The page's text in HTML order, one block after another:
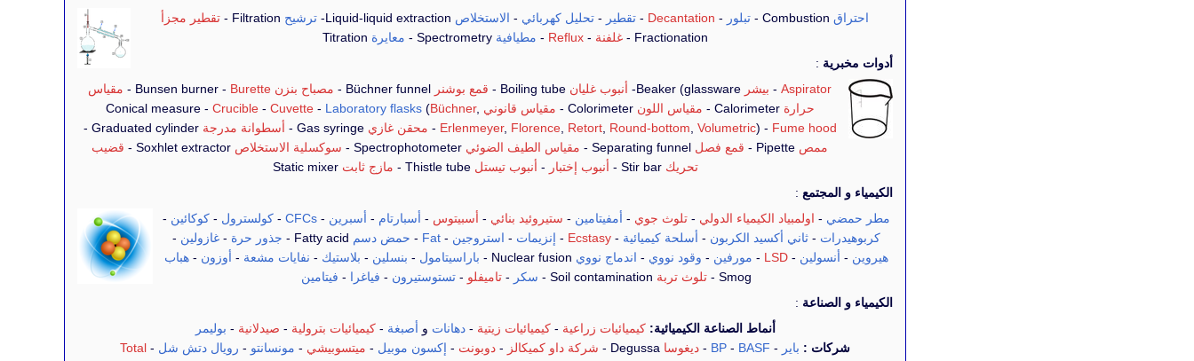
احتراق
تبلور -
Decantation
- تقطير - تحليل كهربائي - الاستخلاص ترشيح
تقطير مجزأ
Fractionation -
غلفنة -
Reflux
- مطيافية Spectrometry - معايرة
أدوات مخبرية :
Aspirator
- بيشر أنبوب غليان قمع بوشنر مصباح بنزن Burette
- مقياس
حرارة Calorimeter - مقياس اللون Colorimeter - مقياس قانوني Crucible- Cuvette- Laboratory flasks(Büchner,
Erlenmeyer, Florence, Retort, Round-bottom Volumetric) - Fume hood
- محقن غازي Gas syringe - أسطوانة مدرجة Graduated cylinder -
ممص
قمع فصل مقياس الطيف الضوئي سوكسلية الاستخلاص
قضيب
تحريك Stir bar - أنبوب إختبار - أنبوب تيستل Thistle tube - مازج ثابت Static mixer
الكيمياء و المجتمع :
مطر حمضي - اولمبياد الكيمياء الدولي -تلوث جوي - أمفيتامين - ستيروئيد بنائي - أسبيتوس - أسبارتام - أسبرين -
CFCs
-كولسترول -كوكائين -
كربوهيدرات -ثاني أكسيد الكربون - أسلحة كيميائية -
Ecstasy
- إنزيمات - استروجين -
Fat
- حمض دسم جذور حرة -غازولين -
هيروين - أنسولين -
LSD
- مورفين - وقود نووي - اندماج نووي باراسيتامول - بنسلين - بلاستيك - نفايات مشعة - أوزون -هباب
Smog -
تلوث تربة سكر -تاميفلو -تستوستيرون - فياغرا - فيتامين
الكيمياء و الصناعة :
أنماط الصناعة الكيميائية: كيميائيات زراعية -كيميائيات زيتية -دهانات و أصبغة -كيميائيات بترولية - صيدلانية - بوليمر
شركات : باير -
BP - BASF
- ديغوسا شركة داو كميكالز - دوبونت - إكسون موبيل - ميتسوبيشي - مونسانتو - رويال دتش شل -
Total